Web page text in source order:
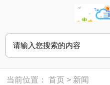
当前位置：首页 > 新闻